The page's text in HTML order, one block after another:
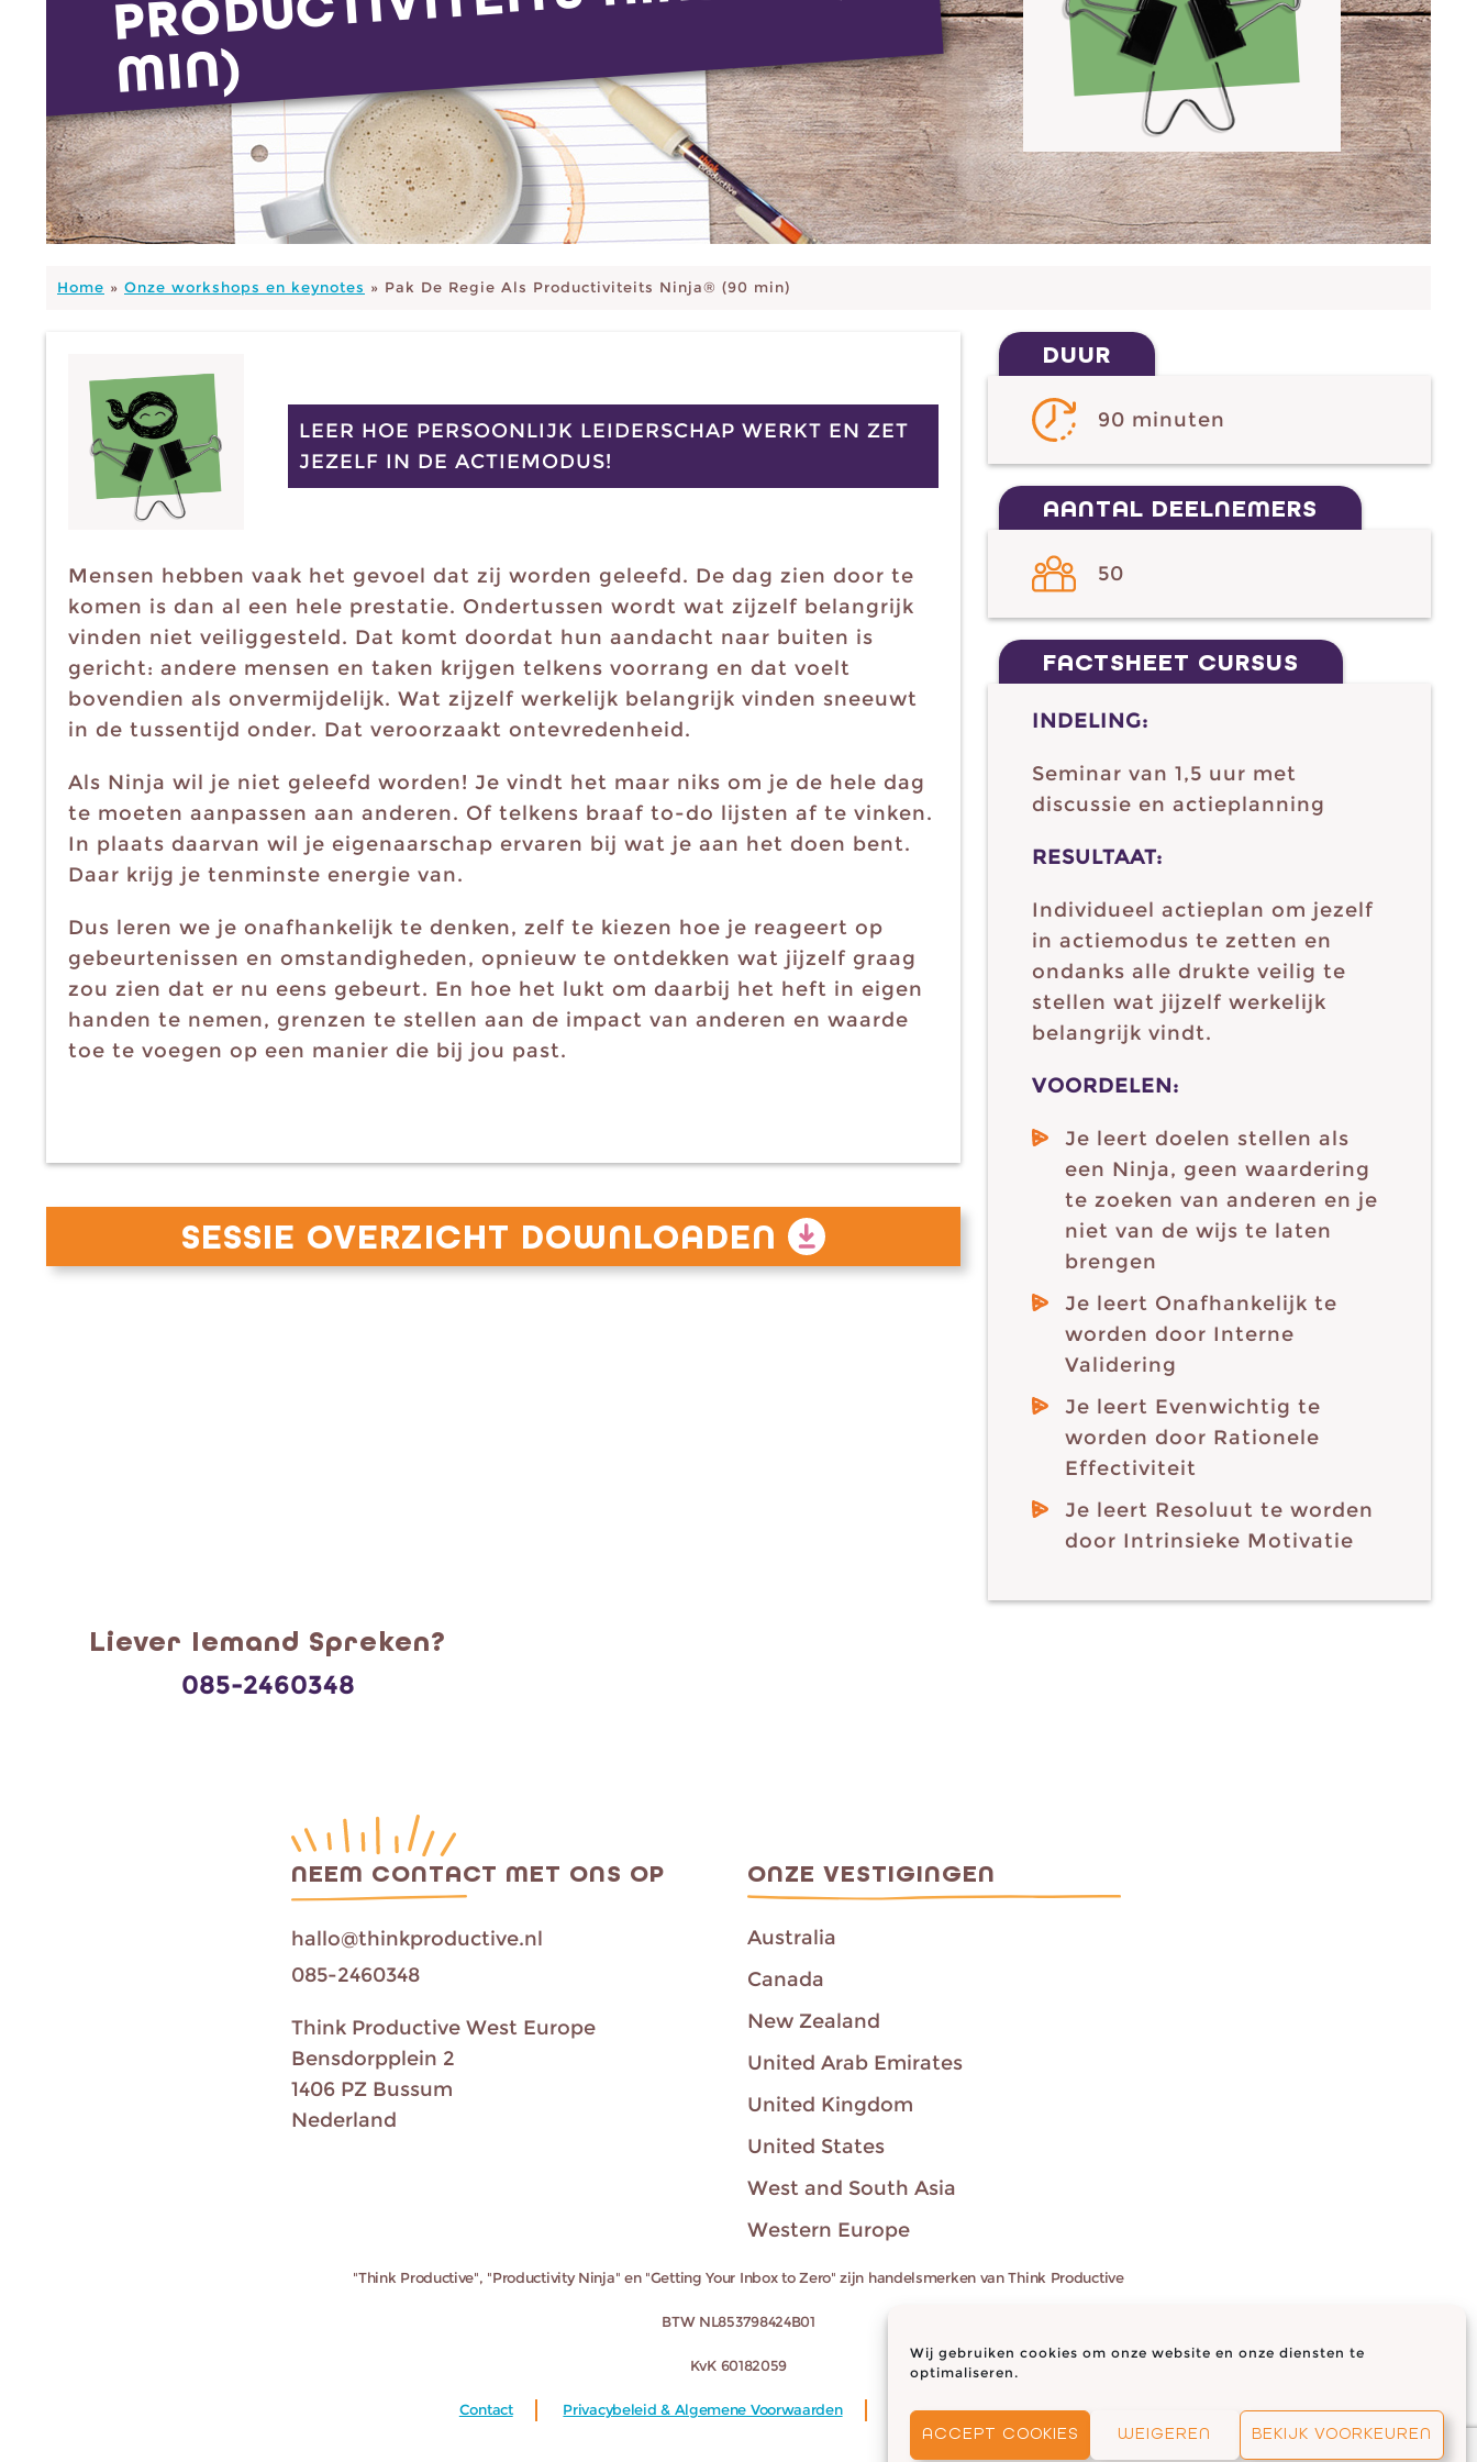
Wij gebruiken cookies om onze website en onze diensten te
optimaliseren.
ACCEPT COOKIES WEIGEREN BEKIJK VOORKEUREN
N)
Home » Onze workshops en keynotes » Pak De Regie Als Productiviteits Ninja® (90 min)
LEER HOE PERSOONLIJK LEIDERSCHAP WERKT EN ZET
JEZELF IN DE ACTIEMODUS!
Mensen hebben vaak het gevoel dat zij worden geleefd. De dag zien door te
komen is dan al een hele prestatie. Ondertussen wordt wat zijzelf belangrijk
vinden niet veiliggesteld. Dat komt doordat hun aandacht naar buiten is
gericht: andere mensen en taken krijgen telkens voorrang en dat voelt
bovendien als onvermijdelijk. Wat zijzelf werkelijk belangrijk vinden sneeuwt
in de tussentijd onder. Dat veroorzaakt ontevredenheid.
Als Ninja wil je niet geleefd worden! Je vindt het maar niks om je de hele dag
te moeten aanpassen aan anderen. Of telkens braaf to-do lijsten af te vinken.
In plaats daarvan wil je eigenaarschap ervaren bij wat je aan het doen bent.
Daar krijg je tenminste energie van.
Dus leren we je onafhankelijk te denken, zelf te kiezen hoe je reageert op
gebeurtenissen en omstandigheden, opnieuw te ontdekken wat jijzelf graag
zou zien dat er nu eens gebeurt. En hoe het lukt om daarbij het heft in eigen
handen te nemen, grenzen te stellen aan de impact van anderen en waarde
toe te voegen op een manier die bij jou past.
SESSIE OVERZICHT DOWNLOADEN
DUUR
90 minuten
AANTAL DEELNEMERS
50
FACTSHEET CURSUS
INDELING:
Seminar van 1,5 uur met
discussie en actieplanning
RESULTAAT:
Individueel actieplan om jezelf
in actiemodus te zetten en
ondanks alle drukte veilig te
stellen wat jijzelf werkelijk
belangrijk vindt.
VOORDELEN:
Je leert doelen stellen als
een Ninja, geen waardering
te zoeken van anderen en je
niet van de wijs te laten
brengen
Je leert Onafhankelijk te
worden door Interne
Validering
Je leert Evenwichtig te
worden door Rationele
Effectiviteit
Je leert Resoluut te worden
door Intrinsieke Motivatie
Liever Iemand Spreken?
085-2460348
NEEM CONTACT MET ONS OP
hallo@thinkproductive.nl
085-2460348
Think Productive West Europe
Bensdorpplein 2
1406 PZ Bussum
Nederland
ONZE VESTIGINGEN
Australia
Canada
New Zealand
United Arab Emirates
United Kingdom
United States
West and South Asia
Western Europe
"Think Productive", "Productivity Ninja" en "Getting Your Inbox to Zero" zijn handelsmerken van Think Productive
BTW NL853798424B01
KvK 60182059
Contact Privacybeleid & Algemene Voorwaarden Cookiebeleid (EU)